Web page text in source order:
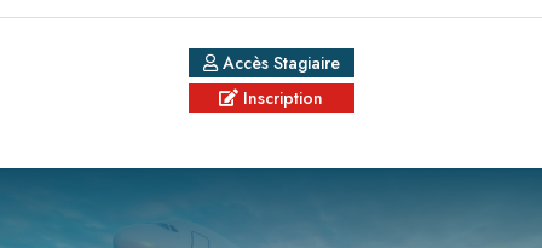
Accès Stagiaire
Inscription